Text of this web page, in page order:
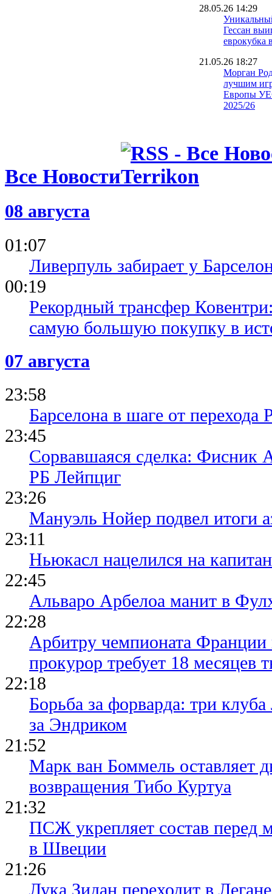
28.05.26 14:29
Гессан
еврокубка
21.05.26 18:27
Морган
лучшим
Европы
2025/26
со
21.05.26 08:15
Все Новости
08 августа
01:07
Ливерпуль забирает у
00:19
Рекордный трансфер
самую большую покупку в
07 августа
23:58
Барселона в шаге от перехода
23:45
Сорвавшаяся сделка: Фисник
РБ Лейпциг
23:26
Мануэль Нойер подвел итоги
23:11
Ньюкасл нацелился на
22:45
Альваро Арбелоа манит в
22:28
Арбитру чемпионата Франции
прокурор требует 18 месяцев
22:18
Борьба за форварда: три
за Эндриком
21:52
Марк ван Боммель оставляет
возвращения Тибо Куртуа
21:32
ПСЖ укрепляет состав перед
в Швеции
21:26
Лука Зидан переходит в